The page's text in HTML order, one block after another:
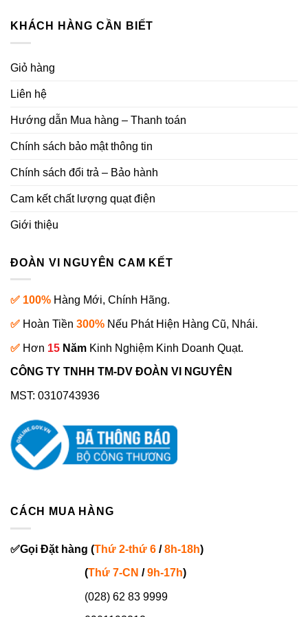
KHÁCH HÀNG CẦN BIẾT
Giỏ hàng
Liên hệ
Hướng dẫn Mua hàng – Thanh toán
Chính sách bảo mật thông tin
Chính sách đổi trả – Bảo hành
Cam kết chất lượng quạt điện
Giới thiệu
ĐOÀN VI NGUYÊN CAM KẾT
✅ 100% Hàng Mới, Chính Hãng.
✅ Hoàn Tiền 300% Nếu Phát Hiện Hàng Cũ, Nhái.
✅ Hơn 15 Năm Kinh Nghiệm Kinh Doanh Quạt.
CÔNG TY TNHH TM-DV ĐOÀN VI NGUYÊN
MST: 0310743936
CÁCH MUA HÀNG
✅Gọi Đặt hàng (Thứ 2-thứ 6 /8h-18h)
(Thứ 7-CN /9h-17h)
(028) 62 83 9999